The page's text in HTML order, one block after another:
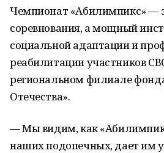
Чемпионат «Абилимпикс» —
соревнования, а мощный
социальной адаптации и
реабилитации участников
региональном филиале
Отечества».
— Мы видим, как
наших подопечных, дает им